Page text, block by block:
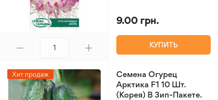
9.00 грн.
КУПИТЬ
Хит продаж
Семена Огурец
Арктика F1 10 Шт.
(Корея) В Зип-Пакете.